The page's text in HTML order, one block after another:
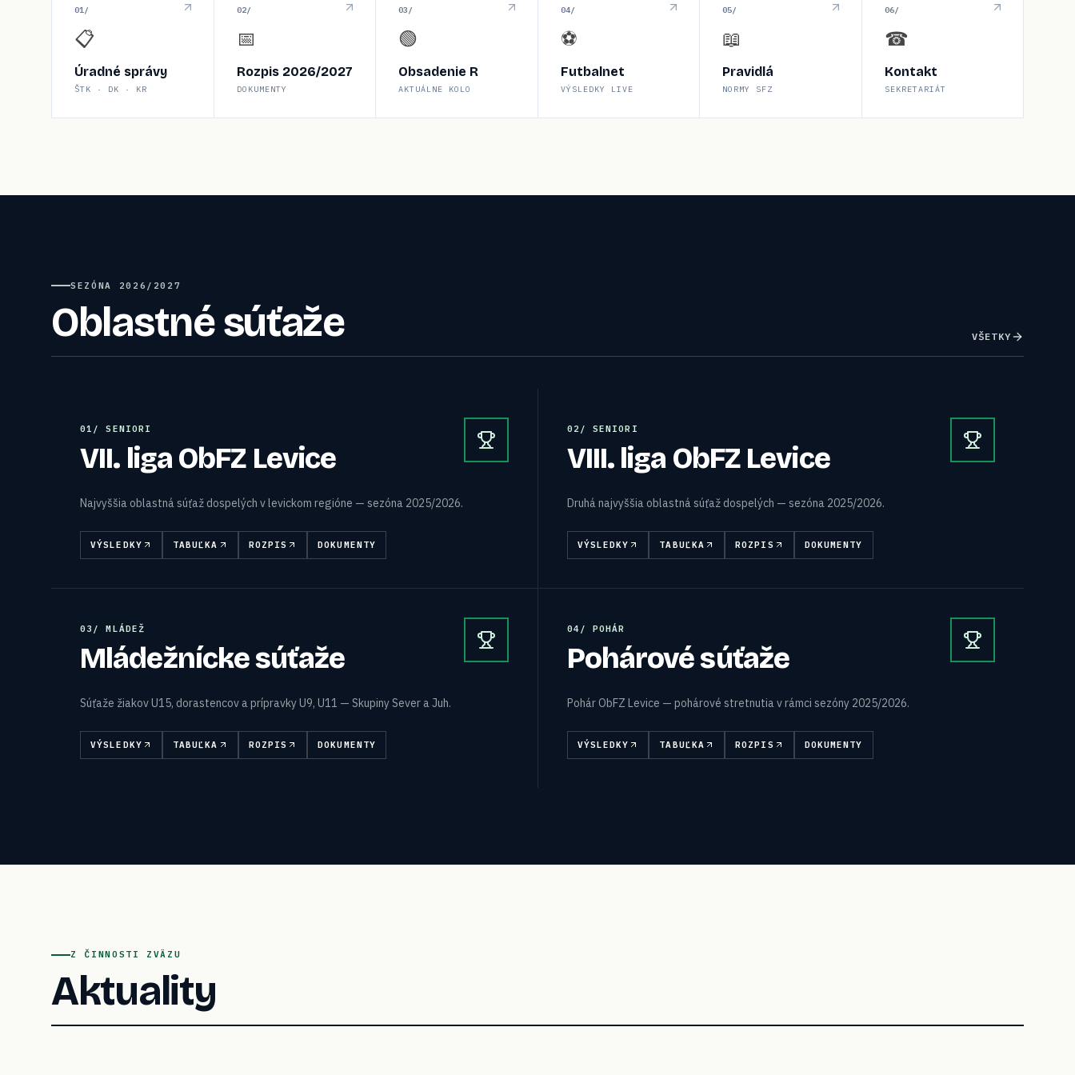
01/
📋
Úradné správy
ŠTK · DK · KR
02/
📅
Rozpis 2026/2027
DOKUMENTY
03/
🟢
Obsadenie R
AKTUÁLNE KOLO
04/
⚽
Futbalnet
VÝSLEDKY LIVE
05/
📖
Pravidlá
NORMY SFZ
06/
☎
Kontakt
SEKRETARIÁT
SEZÓNA 2026/2027
Oblastné súťaže VŠETKY
01 /SENIORI
VII. liga ObFZ Levice
Najvyššia oblastná súťaž dospelých v levickom regióne — sezóna 2025/2026.
VÝSLEDKY TABUĽKA ROZPIS DOKUMENTY
0 2 / SENIORI
VIII. liga ObFZ Levice
Druhá najvyššia oblastná súťaž dospelých — sezóna 2025/2026.
VÝSLEDKY TABUĽKA ROZPIS DOKUMENTY
0 3 /MLÁDEŽ
Mládežnícke súťaže
Súťaže žiakov U15, dorastencov a prípravky U9, U11 — Skupiny Sever a Juh.
VÝSLEDKY TABUĽKA ROZPIS DOKUMENTY
04 / POHÁR
Pohárové súťaže
Pohár ObFZ Levice — pohárové stretnutia v rámci sezóny 2025/2026.
VÝSLEDKY TABUĽKA ROZPIS DOKUMENTY
Z ČINNOSTI ZVÄZU
Aktuality